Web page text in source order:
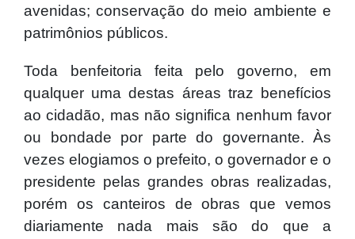
avenidas; conservação do meio ambiente e
patrimônios públicos.
Toda benfeitoria feita pelo governo, em
qualquer uma destas áreas traz benefícios
ao cidadão, mas não significa nenhum favor
ou bondade por parte do governante. Às
vezes elogiamos o prefeito, o governador e o
presidente pelas grandes obras realizadas,
porém os canteiros de obras que vemos
diariamente nada mais são do que a